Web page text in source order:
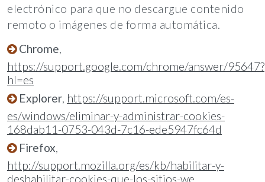
electrónico para que no descargue contenido
remoto o imágenes de forma automática.
Chrome,
https://support.google.com/chrome/answer/95647?
hl=es
Explorer, https://support.microsoft.com/es-
es/windows/eliminar-y-administrar-cookies-
168dab11-0753-043d-7c16-ede5947fc64d
Firefox,
http://support.mozilla.org/es/kb/habilitar-y-
deshabilitar-cookies-que-los-sitios-we